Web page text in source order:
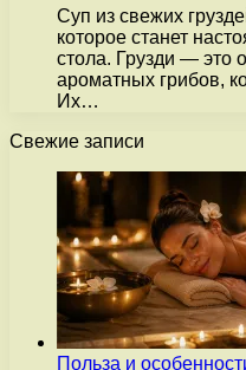
Суп из свежих
которое станет
стола. Грузди — это
ароматных грибов,
Их…
Свежие записи
Польза и